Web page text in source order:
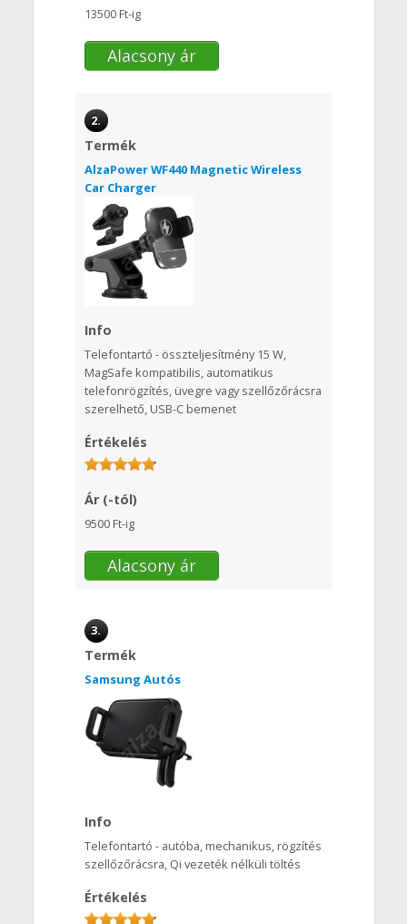
13500 Ft-ig
Alacsony ár
2.
Termék
AlzaPower WF440 Magnetic Wireless
Car Charger
Info
Telefontartó - összteljesítmény 15 W,
MagSafe kompatibilis, automatikus
telefonrögzítés, üvegre vagy szellőzőrácsra
szerelhető, USB-C bemenet
Értékelés
Ár (-tól)
9500 Ft-ig
Alacsony ár
3.
Termék
Samsung Autós
Info
Telefontartó - autóba, mechanikus, rögzítés
szellőzőrácsra, Qi vezeték nélküli töltés
Értékelés